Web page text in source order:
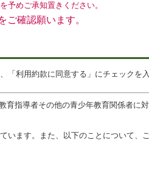
予めご承知置きください。
ご確認願います。
「利用約款に同意する」にチェックを
育指導者その他の青少年教育関係者に
います。また、以下のことについて